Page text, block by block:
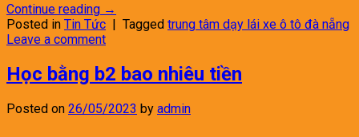
Continue reading →
Posted in Tin Tức | Tagged trung tâm dạy lái xe ô tô đà nẵng
Leave a comment
Học bằng b2 bao nhiêu tiền
Posted on 26/05/2023 by admin